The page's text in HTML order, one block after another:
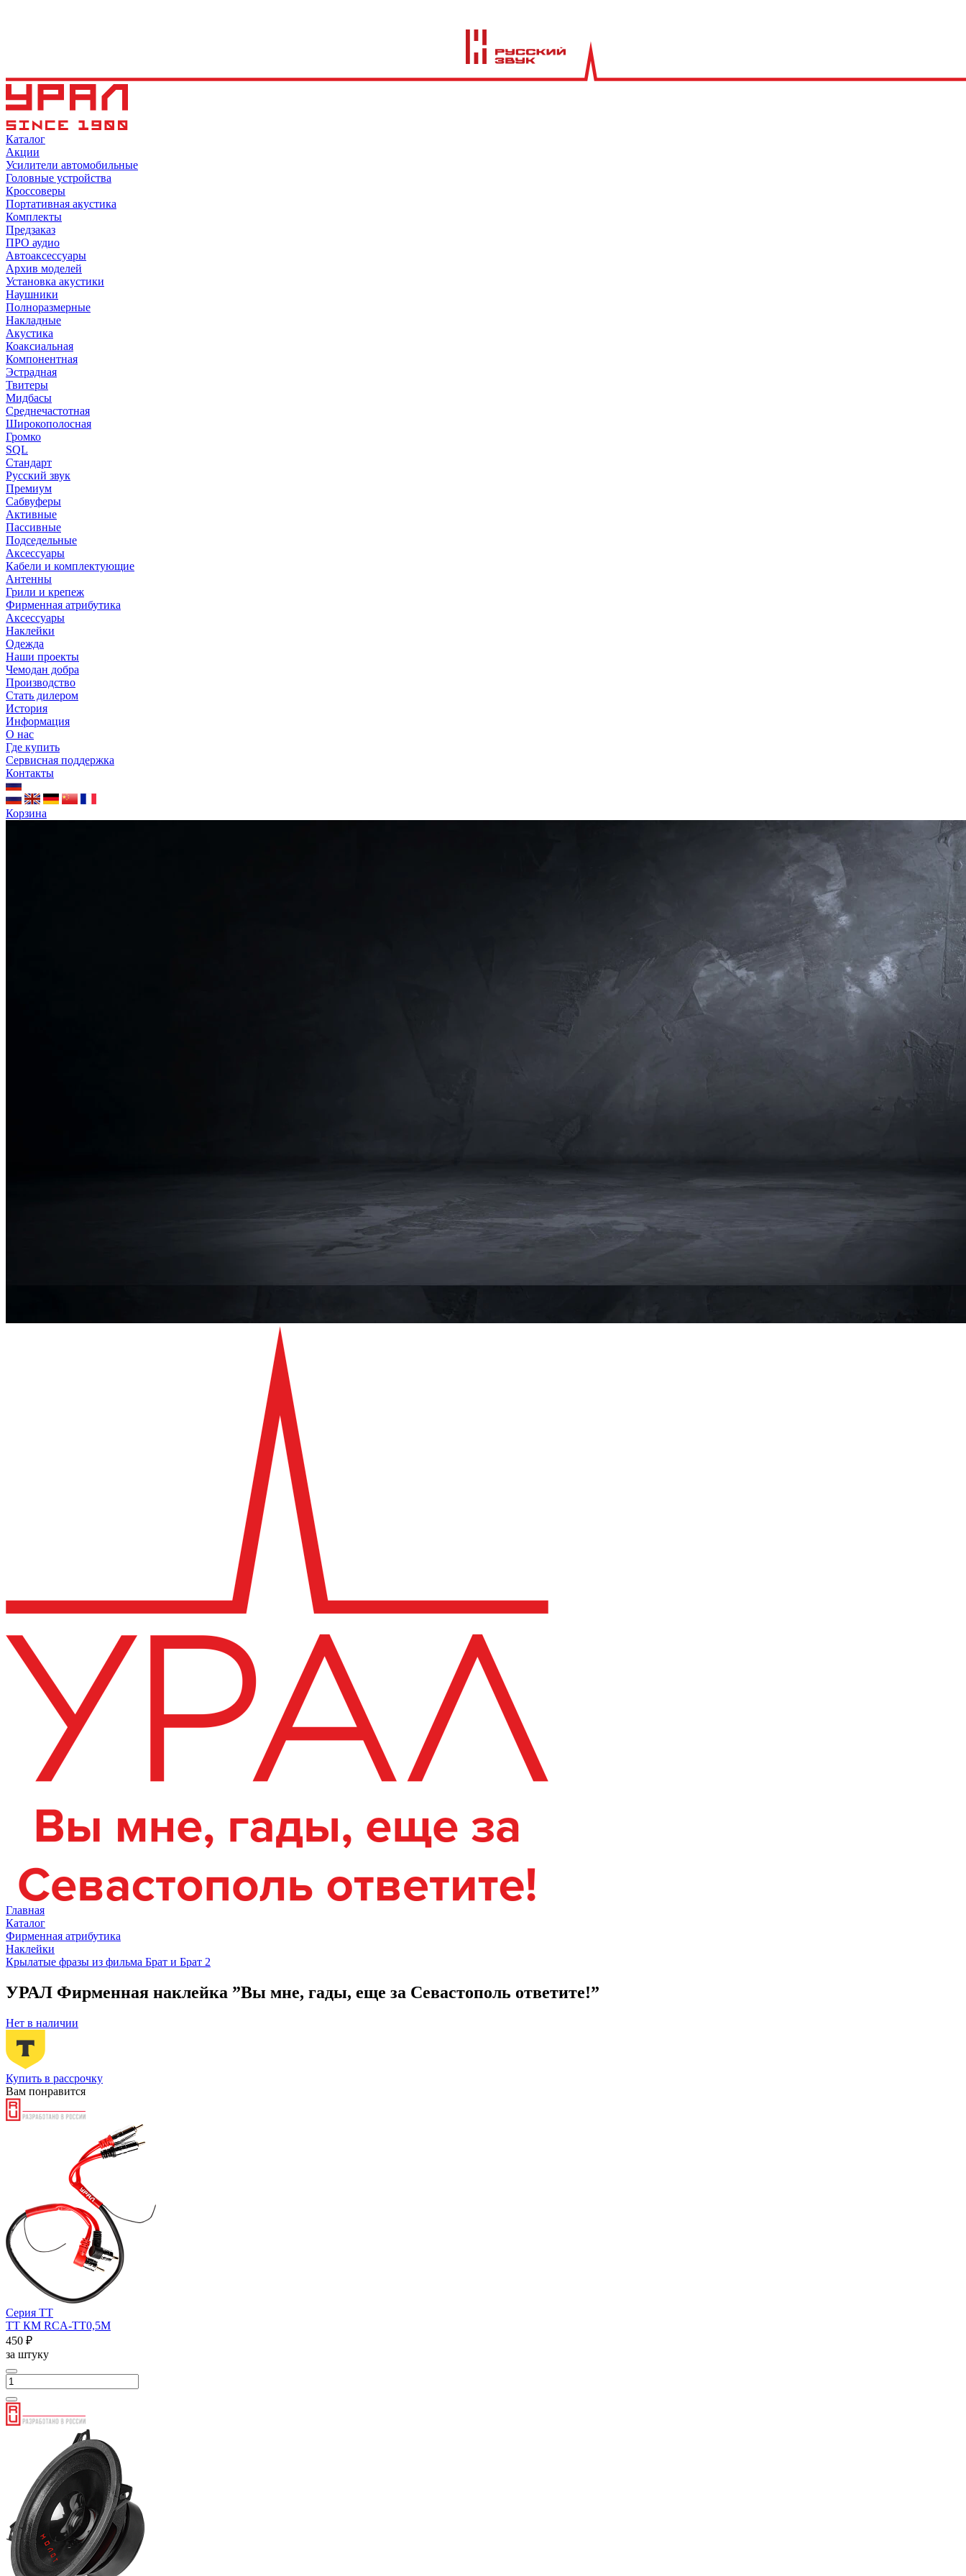
Каталог
Акции
Усилители автомобильные
Головные устройства
Кроссоверы
Портативная акустика
Комплекты
Предзаказ
ПРО аудио
Автоаксессуары
Архив моделей
Установка акустики
Наушники
Полноразмерные
Накладные
Акустика
Коаксиальная
Компонентная
Эстрадная
Твитеры
Мидбасы
Среднечастотная
Широкополосная
Громко
SQL
Стандарт
Русский звук
Премиум
Сабвуферы
Активные
Пассивные
Подседельные
Аксессуары
Кабели и комплектующие
Антенны
Грили и крепеж
Фирменная атрибутика
Аксессуары
Наклейки
Одежда
Наши проекты
Чемодан добра
Производство
Стать дилером
История
Информация
О нас
Где купить
Сервисная поддержка
Контакты
Корзина
Главная
Каталог
Фирменная атрибутика
Наклейки
Крылатые фразы из фильма Брат и Брат 2
УРАЛ Фирменная наклейка ”Вы мне, гады, еще за Севастополь ответите!”
Нет в наличии
Купить в рассрочку
Вам понравится
Серия ТТ
ТТ КМ RCA-ТТ0,5М
450 ₽
за штуку